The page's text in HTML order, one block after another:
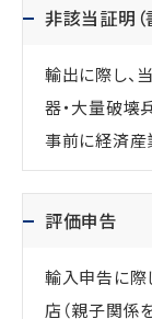
非該当証明（
輸出に際し、
器・大量破壊
事前に経済産
評価申告
輸入申告に際
店（親子関係